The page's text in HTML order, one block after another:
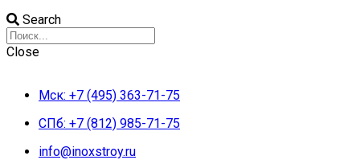
Search
Close
Мск: +7 (495) 363-71-75
СПб: +7 (812) 985-71-75
info@inoxstroy.ru